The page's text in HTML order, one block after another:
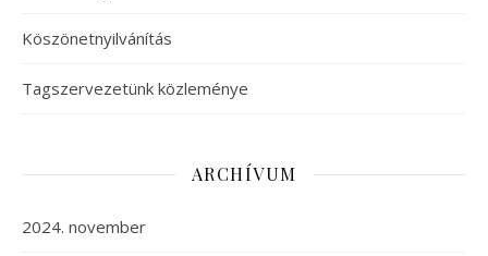
Köszönetnyilvánítás
Tagszervezetünk közleménye
ARCHÍVUM
2024. november